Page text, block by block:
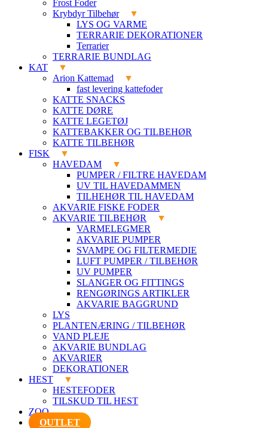
Frost Foder
Krybdyr Tilbehør
LYS OG VARME
TERRARIE DEKORATIONER
Terrarier
TERRARIE BUNDLAG
KAT
Arion Kattemad
fast levering kattefoder
KATTE SNACKS
KATTE DØRE
KATTE LEGETØJ
KATTEBAKKER OG TILBEHØR
KATTE TILBEHØR
FISK
HAVEDAM
PUMPER / FILTRE HAVEDAM
UV TIL HAVEDAMMEN
TILHEHØR TIL HAVEDAM
AKVARIE FISKE FODER
AKVARIE TILBEHØR
VARMELEGMER
AKVARIE PUMPER
SVAMPE OG FILTERMEDIE
LUFT PUMPER / TILBEHØR
UV PUMPER
SLANGER OG FITTINGS
RENGØRINGS ARTIKLER
AKVARIE BAGGRUND
LYS
PLANTENÆRING / TILBEHØR
VAND PLEJE
AKVARIE BUNDLAG
AKVARIER
DEKORATIONER
HEST
HESTEFODER
TILSKUD TIL HEST
ZOO
OUTLET